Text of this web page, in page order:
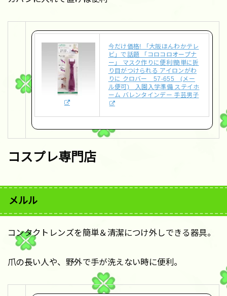
今だけ価格! 「大阪ほんわかテレ
ビ」で話題 「コロコロオープナ
ー」 マスク作りに便利!簡単に折
り目がつけられる アイロンがわ
りに クロバー 57-655 (メー
ル便可) 入園入学準備 ステイホ
ーム バレンタインデー 手芸男子
コスプレ専門店
メルル
コンタクトレンズを簡単＆清潔につけ外しできる器具。
爪の長い人や、野外で手が洗えない時に便利。